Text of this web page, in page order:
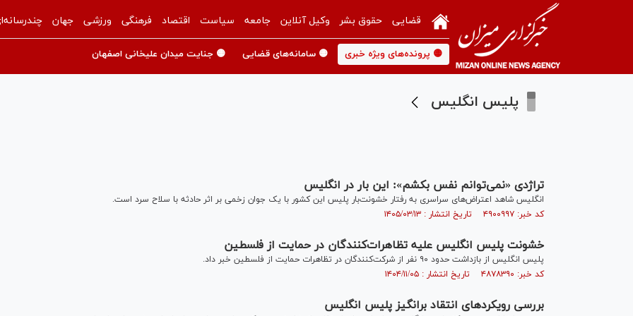
قضایی حقوق بشر وکیل آنلاین جامعه سیاست اقتصاد فرهنگی ورزشی جهان
🟡 پرونده‌های ویژه خبری 🟡 سامانه‌های قضایی 🟡 جنایت میدان علیخانی اصفهان
پلیس انگلیس
تراژدی «نمی‌توانم نفس بکشم»: این بار در انگلیس
انگلیس شاهد اعتراض‌های سراسری به رفتار خشونت‌بار پلیس این کشور با یک جوان زخمی بر اثر حادثه با سلاح سرد است.
کد خبر: ۴۹۰۰۹۹۷ تاریخ انتشار : ۱۴۰۵/۰۳/۱۳
خشونت پلیس انگلیس علیه تظاهرات‌کنندگان در حمایت از فلسطین
پلیس انگلیس از بازداشت حدود ۹۰ نفر از شرکت‌کنندگان در تظاهرات حمایت از فلسطین خبر داد.
کد خبر: ۴۸۷۸۳۹۰ تاریخ انتشار : ۱۴۰۴/۱۱/۰۵
بررسی رویکرد‌های انتقاد برانگیز پلیس انگلیس